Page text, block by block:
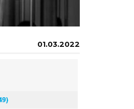
01.03.2022